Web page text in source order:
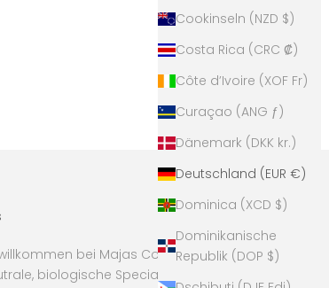
Cookinseln (NZD $)
Costa Rica (CRC ₡)
Côte d’Ivoire (XOF Fr)
Curaçao (ANG ƒ)
Dänemark (DKK kr.)
Deutschland (EUR €)
Dominica (XCD $)
Dominikanische
Republik (DOP $)
Angebot
€25,90
bei Majas Coffee! Wir sind deine
biologische Specialty Coffee-Rösterei.